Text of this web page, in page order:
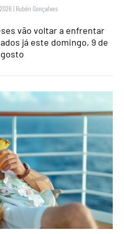
| Rubén Gonçalves
vão voltar a enfrentar
já este domingo, 9 de